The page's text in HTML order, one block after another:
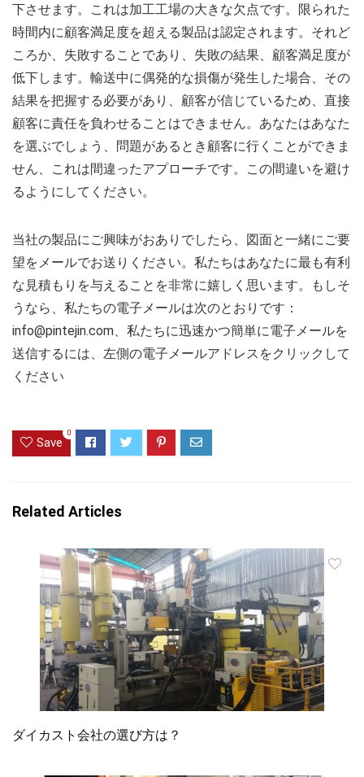
下させます。これは加工工場の大きな欠点です。限られた
時間内に顧客満足度を超える製品は認定されます。それど
ころか、失敗することであり、失敗の結果、顧客満足度が
低下します。輸送中に偶発的な損傷が発生した場合、その
結果を把握する必要があり、顧客が信じているため、直接
顧客に責任を負わせることはできません。あなたはあなた
を選ぶでしょう、問題があるとき顧客に行くことができま
せん、これは間違ったアプローチです。この間違いを避け
るようにしてください。
当社の製品にご興味がおありでしたら、図面と一緒にご要
望をメールでお送りください。私たちはあなたに最も有利
な見積もりを与えることを非常に嬉しく思います。もしそ
うなら、私たちの電子メールは次のとおりです：
info@pintejin.com、私たちに迅速かつ簡単に電子メールを
送信するには、左側の電子メールアドレスをクリックして
ください
Save
0
Related Articles
ダイカスト会社の選び方は？